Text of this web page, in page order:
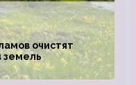
очистят
земель